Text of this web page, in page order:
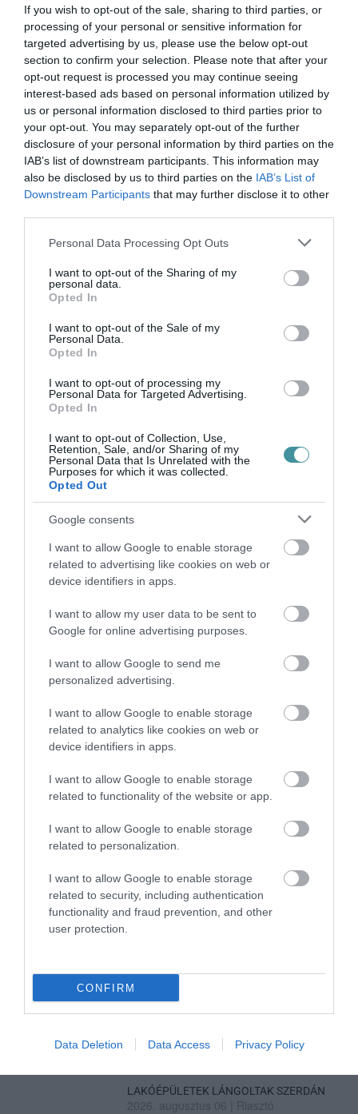
If you wish to opt-out of the sale, sharing to third parties, or
processing of your personal or sensitive information for
targeted advertising by us, please use the below opt-out
section to confirm your selection. Please note that after your
opt-out request is processed you may continue seeing
interest-based ads based on personal information utilized by
us or personal information disclosed to third parties prior to
your opt-out. You may separately opt-out of the further
disclosure of your personal information by third parties on the
IAB’s list of downstream participants. This information may
also be disclosed by us to third parties on the IAB’s List of
Downstream Participants that may further disclose it to other
Please note that this website/app uses one or more Google
not limited to your visit or usage behaviour. You may click to
grant or deny consent to Google and its third-party tags to
use your data for below specified purposes in below Google
consent section.
Personal Data Processing Opt Outs
I want to opt-out of the Sharing of my
personal data.
Opted In
I want to opt-out of the Sale of my
Personal Data.
Opted In
I want to opt-out of processing my
Personal Data for Targeted Advertising.
Opted In
I want to opt-out of Collection, Use,
Retention, Sale, and/or Sharing of my
Personal Data that Is Unrelated with the
Purposes for which it was collected.
Opted Out
Google consents
I want to allow Google to enable storage
related to advertising like cookies on web or
device identifiers in apps.
I want to allow my user data to be sent to
Google for online advertising purposes.
I want to allow Google to send me
personalized advertising.
I want to allow Google to enable storage
related to analytics like cookies on web or
device identifiers in apps.
I want to allow Google to enable storage
related to functionality of the website or app.
I want to allow Google to enable storage
related to personalization.
I want to allow Google to enable storage
related to security, including authentication
functionality and fraud prevention, and other
user protection.
CONFIRM
Data Deletion Data Access Privacy Policy
Szombat estétől ismét nagy területen alakulhat
ki sűrű köd, legalacsonyabb valószínűséggel
az északnyugati, esetleg északi területeken.
Megjegyzés: A ködös tájakon ónos szitálás
előfordulhat.
Indexkép: freepik, illusztráció
bennünket az EGRI ÜGYEK Google Hírek oldalán!
VISSZA A FŐOLDALRA
Legfrissebb híreink
2026. augusztus 07 Mindenki ügye
TANULJ NÉMETÜL OTTHONRÓL: A
DIGITÁLIS TANULÁS ELŐNYEI
2026. augusztus 07
ÚJRAINDULNAK A KORÁBBAN
2026. augusztus 07 Eger ügye
INFLÁCIÓ MAGYARORSZÁGON
2026. augusztus 07|Mindenki ügye
ÖS FŐÚTON EGERBEN
2026. augusztus 07|Eger ügye
HALMENTÉS SZARVASKŐNÉL: ŐSHONOS
ÉS VÉDETT HALAKAT MENTETT...
ZÁPOROK, ZIVATAROK KIALAKULHATNAK
2026. augusztus 07|Mindenki ügye
2026. augusztus 06
PHEV LUXURY – A KÍNAI PR...
2026. augusztus 06 |Barta Autó
LAKÓÉPÜLETEK LÁNGOLTAK SZERDÁN
2026. augusztus 06 Riasztó